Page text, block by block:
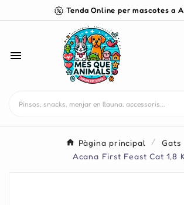
Tenda Online per mascotes a

Pàgina principal
Gats
Acana First Feast Cat 1,8